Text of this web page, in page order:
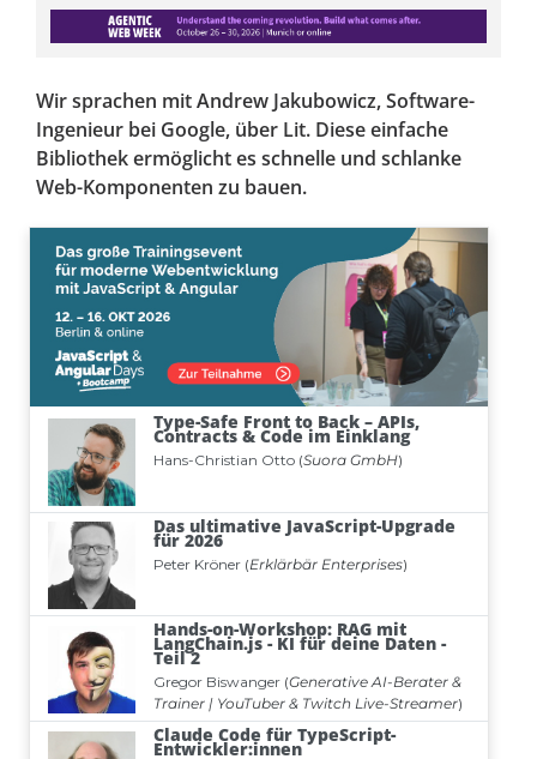
Wir sprachen mit Andrew Jakubowicz, Software-
Ingenieur bei Google, über Lit. Diese einfache
Bibliothek ermöglicht es schnelle und schlanke
Web-Komponenten zu bauen.